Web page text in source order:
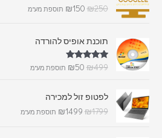
₪250
₪150 תוספת מע"מ
תוכנת אופיס להורדה
דורג5.00
₪499
₪50 תוספת מע"מ
לפטופ זול למכירה
₪1799
₪1499 תוספת מע"מ